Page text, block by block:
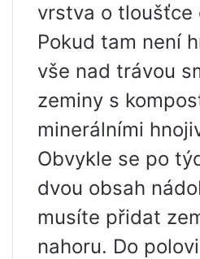
vrstva o tloušťce
Pokud tam není
vše nad trávou
zeminy s
minerálními
Obvykle se po
dvou obsah
musíte přidat
nahoru. Do